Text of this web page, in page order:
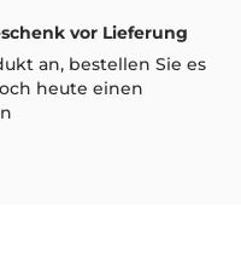
vor Lieferung
an, bestellen Sie es
heute einen